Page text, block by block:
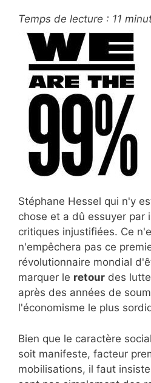
Temps de lecture : 11
Stéphane Hessel qui n'y
chose et a dû essuyer par
critiques injustifiées. Ce
n'empêchera pas ce
révolutionnaire mondial
marquer le retour des
après des années de
l'économisme le plus
Bien que le caractère
soit manifeste, facteur
mobilisations, il faut